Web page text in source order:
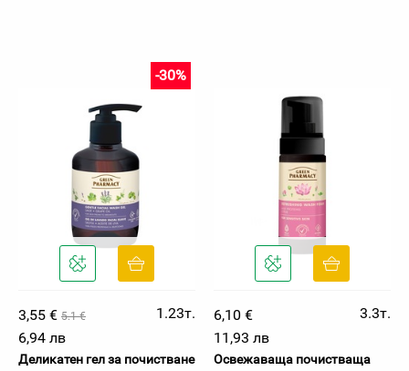
3,55 € 5.1 €
-30%
1.23т.
6,94 лв
Деликатен гел за почистване
6,10 €
3.3т.
11,93 лв
Освежаваща почистваща